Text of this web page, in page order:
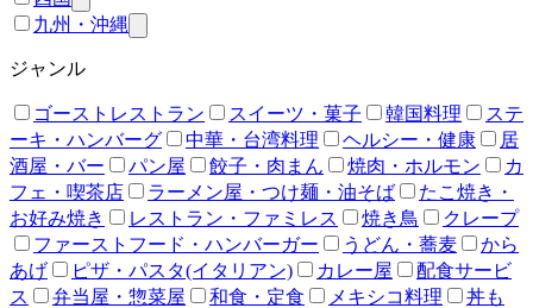
九州・沖縄
ジャンル
ゴーストレストラン スイーツ・菓子 韓国料理
ステ
ーキ・ハンバーグ
中華・台湾料理 ヘルシー・健康
居
酒屋・バー
パン屋 餃子・肉まん 焼肉・ホルモン
カ
フェ・喫茶店
ラーメン屋・つけ麺・油そば
たこ焼き・
お好み焼き
レストラン・ファミレス 焼き鳥
クレープ
ファーストフード・ハンバーガー
うどん・蕎麦
から
あげ
ピザ・パスタ(イタリアン) カレー屋
配食サービ
ス
弁当屋・惣菜屋 和食・定食 メキシコ料理
丼も